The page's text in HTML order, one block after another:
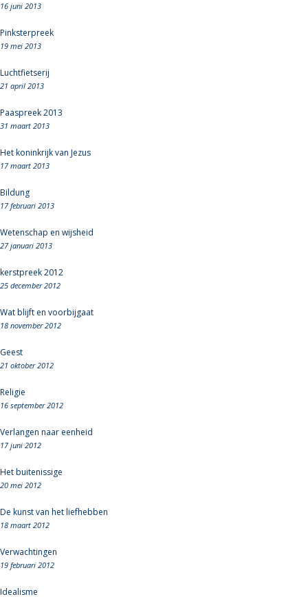
16 juni 2013
Pinksterpreek
19 mei 2013
Luchtfietserij
21 april 2013
Paaspreek 2013
31 maart 2013
Het koninkrijk van Jezus
17 maart 2013
Bildung
17 februari 2013
Wetenschap en wijsheid
27 januari 2013
kerstpreek 2012
25 december 2012
Wat blijft en voorbijgaat
18 november 2012
Geest
21 oktober 2012
Religie
16 september 2012
Verlangen naar eenheid
17 juni 2012
Het buitenissige
20 mei 2012
De kunst van het liefhebben
18 maart 2012
Verwachtingen
19 februari 2012
Idealisme